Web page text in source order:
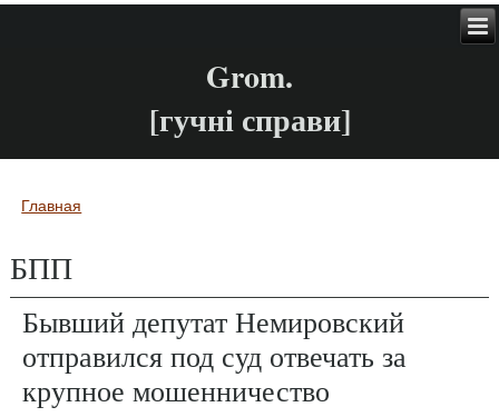
Grom.
[гучні справи]
Вы здесь
Главная
БПП
Бывший депутат Немировский
отправился под суд отвечать за
крупное мошенничество